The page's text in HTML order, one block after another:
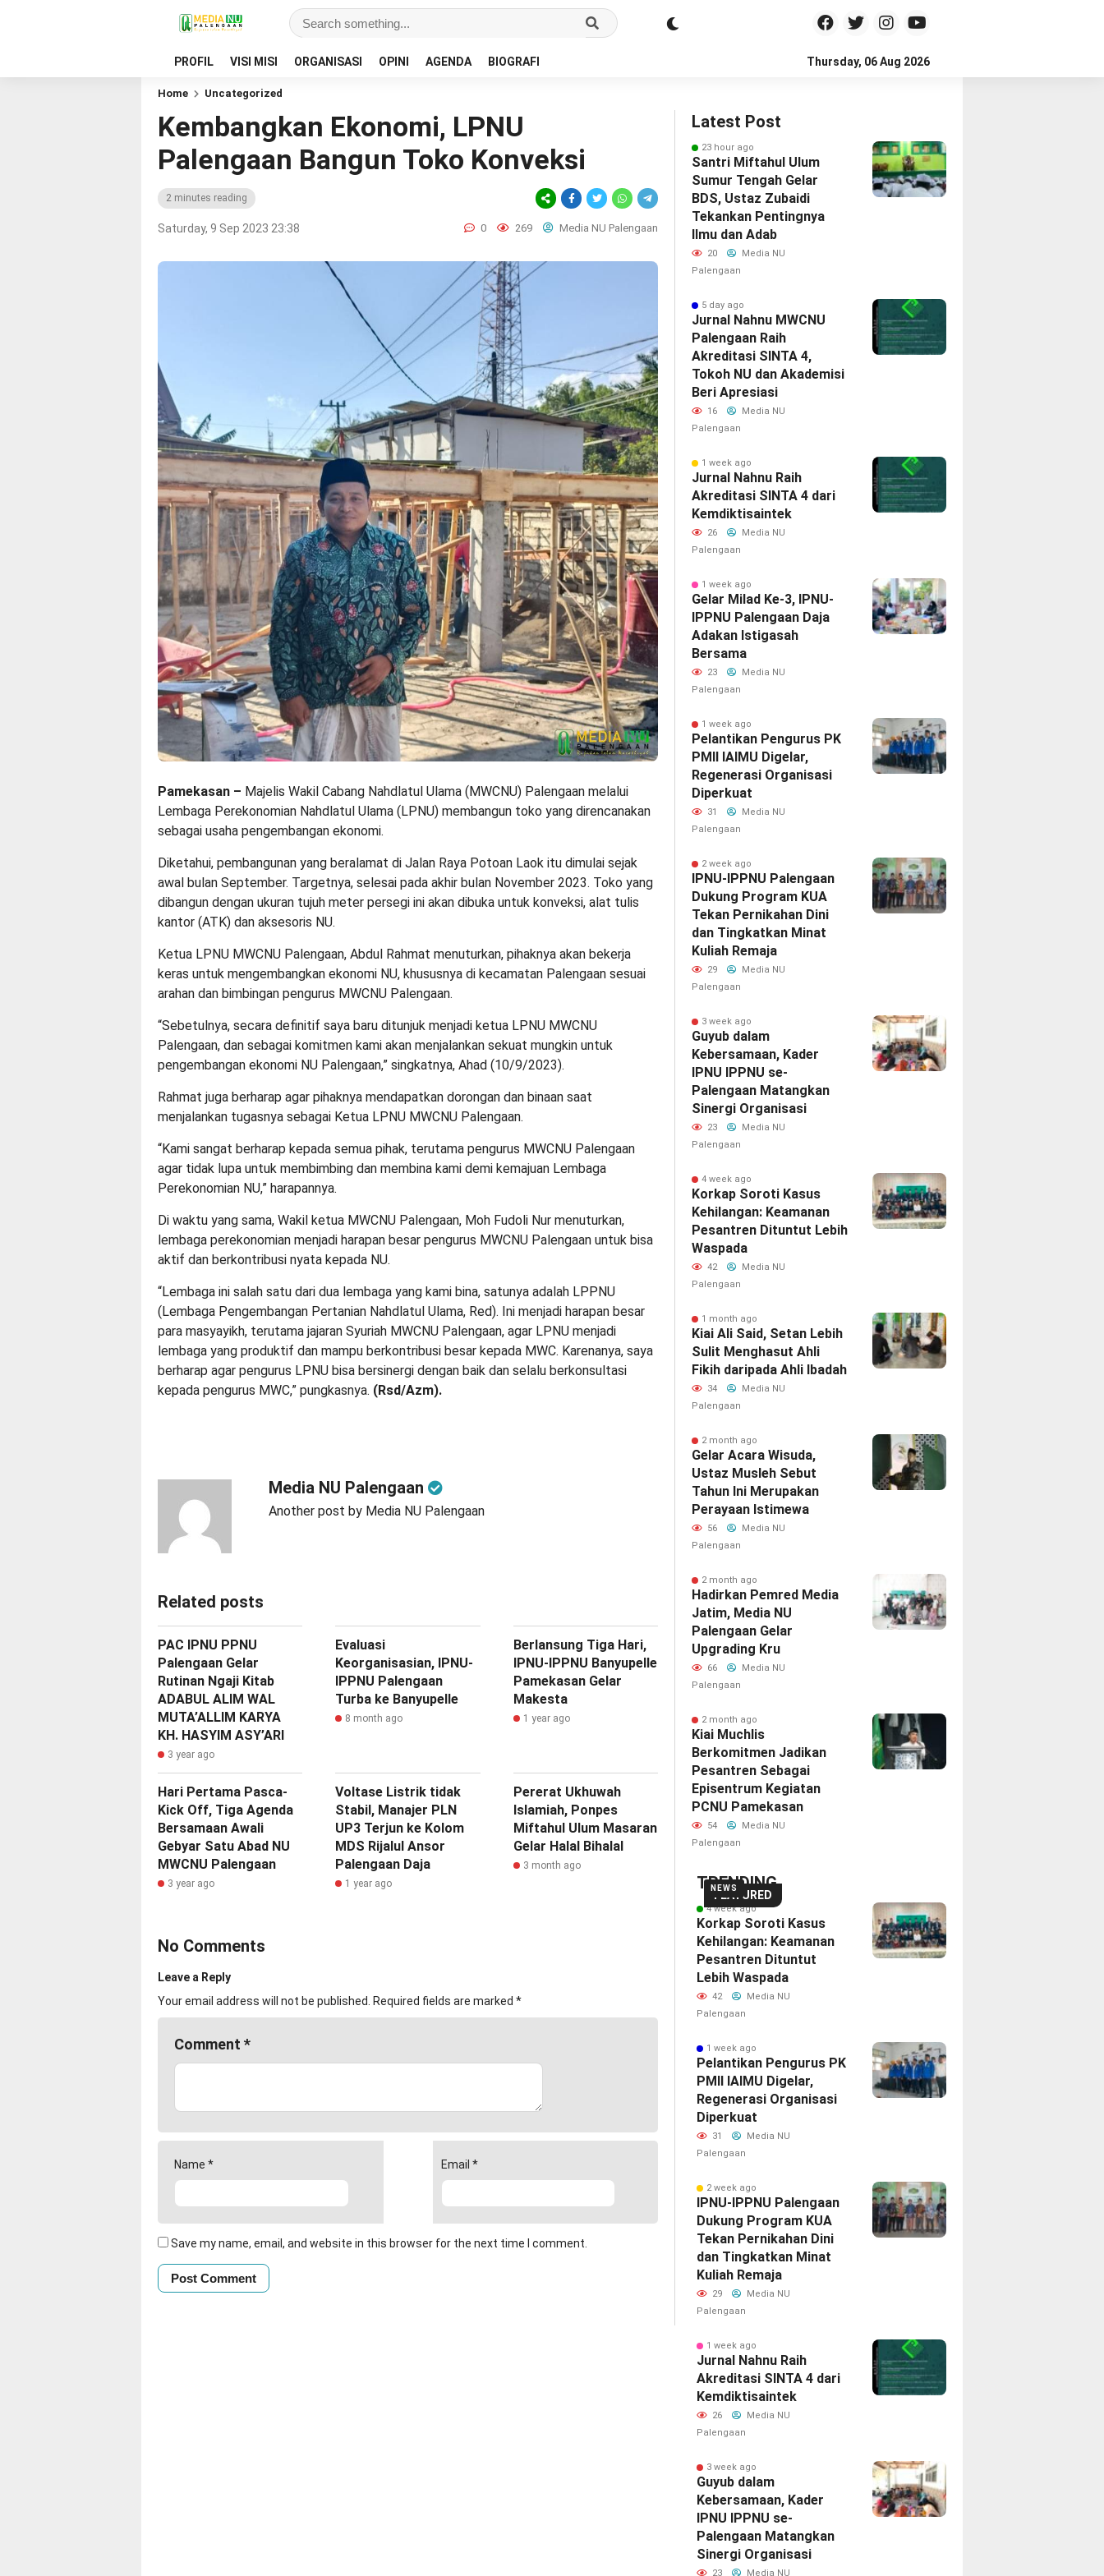
PROFIL VISI MISI ORGANISASI OPINI AGENDA BIOGRAFI Thursday, 06 Aug 2026
Home Uncategorized
Kembangkan Ekonomi, LPNU
Palengaan Bangun Toko Konveksi
2 minutes reading
Saturday, 9 Sep 2023 23:38 0 269 Media NU Palengaan
Pamekasan – Majelis Wakil Cabang Nahdlatul Ulama (MWCNU) Palengaan melalui
Lembaga Perekonomian Nahdlatul Ulama (LPNU) membangun toko yang direncanakan
sebagai usaha pengembangan ekonomi.
Diketahui, pembangunan yang beralamat di Jalan Raya Potoan Laok itu dimulai sejak
awal bulan September. Targetnya, selesai pada akhir bulan November 2023. Toko yang
dibangun dengan ukuran tujuh meter persegi ini akan dibuka untuk konveksi, alat tulis
kantor (ATK) dan aksesoris NU.
Ketua LPNU MWCNU Palengaan, Abdul Rahmat menuturkan, pihaknya akan bekerja
keras untuk mengembangkan ekonomi NU, khususnya di kecamatan Palengaan sesuai
arahan dan bimbingan pengurus MWCNU Palengaan.
“Sebetulnya, secara definitif saya baru ditunjuk menjadi ketua LPNU MWCNU
Palengaan, dan sebagai komitmen kami akan menjalankan sekuat mungkin untuk
pengembangan ekonomi NU Palengaan,” singkatnya, Ahad (10/9/2023).
Rahmat juga berharap agar pihaknya mendapatkan dorongan dan binaan saat
menjalankan tugasnya sebagai Ketua LPNU MWCNU Palengaan.
“Kami sangat berharap kepada semua pihak, terutama pengurus MWCNU Palengaan
agar tidak lupa untuk membimbing dan membina kami demi kemajuan Lembaga
Perekonomian NU,” harapannya.
Di waktu yang sama, Wakil ketua MWCNU Palengaan, Moh Fudoli Nur menuturkan,
lembaga perekonomian menjadi harapan besar pengurus MWCNU Palengaan untuk bisa
aktif dan berkontribusi nyata kepada NU.
“Lembaga ini salah satu dari dua lembaga yang kami bina, satunya adalah LPPNU
(Lembaga Pengembangan Pertanian Nahdlatul Ulama, Red). Ini menjadi harapan besar
para masyayikh, terutama jajaran Syuriah MWCNU Palengaan, agar LPNU menjadi
lembaga yang produktif dan mampu berkontribusi besar kepada MWC. Karenanya, saya
berharap agar pengurus LPNU bisa bersinergi dengan baik dan selalu berkonsultasi
kepada pengurus MWC,” pungkasnya. (Rsd/Azm).
Media NU Palengaan
Another post by Media NU Palengaan
Related posts
PAC IPNU PPNU
Palengaan Gelar
Rutinan Ngaji Kitab
ADABUL ALIM WAL
MUTA’ALLIM KARYA
KH. HASYIM ASY’ARI
3 year ago
‎Evaluasi
Keorganisasian, IPNU-
IPPNU Palengaan
Turba ke Banyupelle
8 month ago
Berlansung Tiga Hari,
IPNU-IPPNU Banyupelle
Pamekasan Gelar
Makesta
1 year ago
Hari Pertama Pasca-
Kick Off, Tiga Agenda
Bersamaan Awali
Gebyar Satu Abad NU
MWCNU Palengaan
3 year ago
Voltase Listrik tidak
Stabil, Manajer PLN
UP3 Terjun ke Kolom
MDS Rijalul Ansor
Palengaan Daja
1 year ago
Pererat Ukhuwah
Islamiah, Ponpes
Miftahul Ulum Masaran
Gelar Halal Bihalal
3 month ago
No Comments
Leave a Reply
Your email address will not be published.
Required fields are marked *
Comment *
Name * Email *
Save my name, email, and website in this browser for the next time I comment.
Latest Post
23 hour ago
Santri Miftahul Ulum
Sumur Tengah Gelar
BDS, Ustaz Zubaidi
Tekankan Pentingnya
Ilmu dan Adab
20
Media NU
Palengaan
5 day ago
Jurnal Nahnu MWCNU
Palengaan Raih
Akreditasi SINTA 4,
Tokoh NU dan Akademisi
Beri Apresiasi
16
Media NU
Palengaan
1 week ago
Jurnal Nahnu Raih
Akreditasi SINTA 4 dari
Kemdiktisaintek
26
Media NU
Palengaan
1 week ago
‎Gelar Milad Ke-3, IPNU-
IPPNU Palengaan Daja
Adakan Istigasah
Bersama
23
Media NU
Palengaan
1 week ago
Pelantikan Pengurus PK
PMII IAIMU Digelar,
Regenerasi Organisasi
Diperkuat
31
Media NU
Palengaan
2 week ago
IPNU-IPPNU Palengaan
Dukung Program KUA
Tekan Pernikahan Dini
dan Tingkatkan Minat
Kuliah Remaja
29
Media NU
Palengaan
3 week ago
Guyub dalam
Kebersamaan, Kader
IPNU IPPNU se-
Palengaan Matangkan
Sinergi Organisasi
23
Media NU
Palengaan
4 week ago
Korkap Soroti Kasus
Kehilangan: Keamanan
Pesantren Dituntut Lebih
Waspada‎
42
Media NU
Palengaan
1 month ago
Kiai Ali Said, Setan Lebih
Sulit Menghasut Ahli
Fikih daripada Ahli Ibadah
34
Media NU
Palengaan
2 month ago
Gelar Acara Wisuda,
Ustaz Musleh Sebut
Tahun Ini Merupakan
Perayaan Istimewa
56
Media NU
Palengaan
2 month ago
Hadirkan Pemred Media
Jatim, Media NU
Palengaan Gelar
Upgrading Kru
66
Media NU
Palengaan
2 month ago
Kiai Muchlis
Berkomitmen Jadikan
Pesantren Sebagai
Episentrum Kegiatan
PCNU Pamekasan
54
Media NU
Palengaan
FEATURED
NEWS
TRENDING
4 week ago
Korkap Soroti Kasus
Kehilangan: Keamanan
Pesantren Dituntut
Lebih Waspada‎
42
Media NU
Palengaan
1 week ago
Pelantikan Pengurus PK
PMII IAIMU Digelar,
Regenerasi Organisasi
Diperkuat
31
Media NU
Palengaan
2 week ago
IPNU-IPPNU Palengaan
Dukung Program KUA
Tekan Pernikahan Dini
dan Tingkatkan Minat
Kuliah Remaja
29
Media NU
Palengaan
1 week ago
Jurnal Nahnu Raih
Akreditasi SINTA 4 dari
Kemdiktisaintek
26
Media NU
Palengaan
3 week ago
Guyub dalam
Kebersamaan, Kader
IPNU IPPNU se-
Palengaan Matangkan
Sinergi Organisasi
23 Media NU